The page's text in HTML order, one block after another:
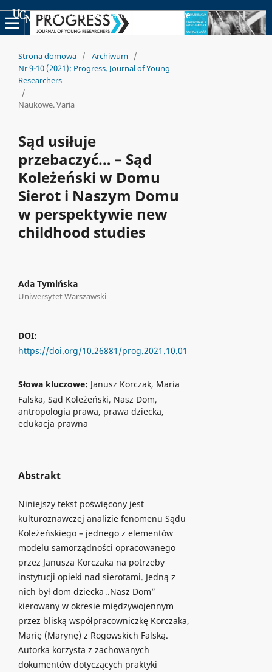
Uniwersyteckie Czasopisma Naukowe
Strona domowa / Archiwum /
Nr 9-10 (2021): Progress. Journal of Young
Researchers
/
Naukowe. Varia
Sąd usiłuje
przebaczyć… – Sąd
Koleżeński w Domu
Sierot i Naszym Domu
w perspektywie new
childhood studies
Ada Tymińska
Uniwersytet Warszawski
DOI:
https://doi.org/10.26881/prog.2021.10.01
Słowa kluczowe: Janusz Korczak, Maria
Falska, Sąd Koleżeński, Nasz Dom,
antropologia prawa, prawa dziecka,
edukacja prawna
Abstrakt
Niniejszy tekst poświęcony jest
kulturoznawczej analizie fenomenu Sądu
Koleżeńskiego – jednego z elementów
modelu samorządności opracowanego
przez Janusza Korczaka na potrzeby
instytucji opieki nad sierotami. Jedną z
nich był dom dziecka „Nasz Dom”
kierowany w okresie międzywojennym
przez bliską współpracowniczkę Korczaka,
Marię (Marynę) z Rogowskich Falską.
Autorka korzysta z zachowanych
dokumentów dotyczących praktyki